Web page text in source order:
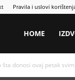
Pravila i uslovi
HOME
šta donosi ovaj petak